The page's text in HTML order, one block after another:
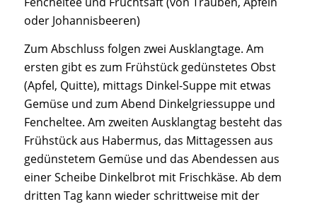
oder Johannisbeeren)
Zum Abschluss folgen zwei Ausklangtage. Am
ersten gibt es zum Frühstück gedünstetes Obst
(Apfel, Quitte), mittags Dinkel-Suppe mit etwas
Gemüse und zum Abend Dinkelgriessuppe und
Fencheltee. Am zweiten Ausklangtag besteht das
Frühstück aus Habermus, das Mittagessen aus
gedünstetem Gemüse und das Abendessen aus
einer Scheibe Dinkelbrot mit Frischkäse. Ab dem
dritten Tag kann wieder schrittweise mit der